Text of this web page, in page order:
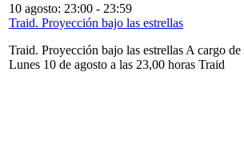
10 agosto: 23:00 - 23:59
Traid. Proyección bajo las estrellas
Traid. Proyección bajo las estrellas A cargo
Lunes 10 de agosto a las 23,00 horas Traid